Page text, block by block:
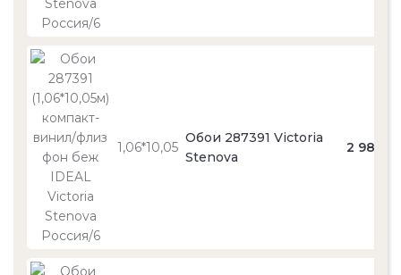
1,06*10,05
Обои 287391 Victoria
Stenova
2 980